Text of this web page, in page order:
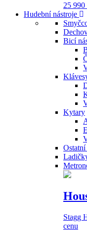
25
Hudební nástroje
Bicí
Kytary
Stagg
cenu